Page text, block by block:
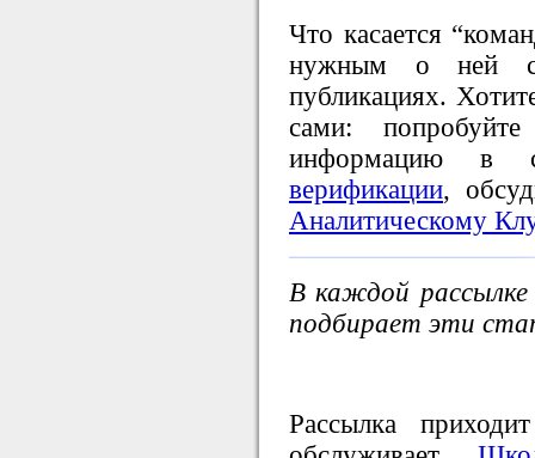
Что касается
нужным о ней
публикациях.
сами:
информацию в
верификации,
Аналитическому
В каждой
подбирает эти
Рассылка